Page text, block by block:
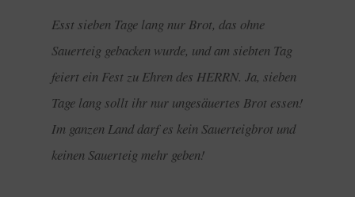
Esst sieben Tage lang nur Brot, das ohne
Sauerteig gebacken wurde, und am siebten Tag
feiert ein Fest zu Ehren des HERRN. Ja, sieben
Tage lang sollt ihr nur ungesäuertes Brot essen!
Im ganzen Land darf es kein Sauerteigbrot und
keinen Sauerteig mehr geben!